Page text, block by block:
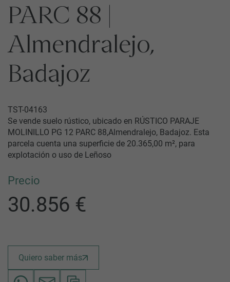
PARC 88 |
Almendralejo,
Badajoz
TST-04163
Se vende suelo rústico, ubicado en RÚSTICO PARAJE
MOLINILLO PG 12 PARC 88,Almendralejo, Badajoz. Esta
parcela cuenta una superficie de 20.365,00 m², para
explotación o uso de Leñoso
Precio
30.856 €
Quiero saber más